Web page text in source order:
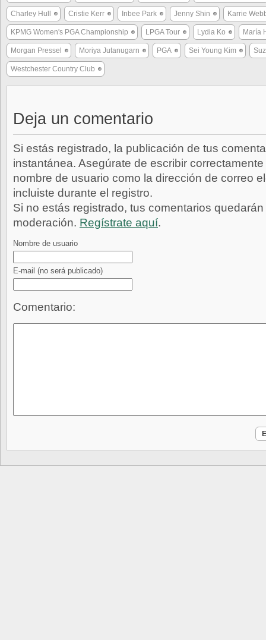
Charley Hull Cristie Kerr Inbee Park Jenny Shin Karrie
KPMG Women's PGA Championship LPGA Tour Lydia Ko María
Morgan Pressel Moriya Jutanugarn PGA Sei Young Kim
Westchester Country Club
Deja un comentario
Si estás registrado, la publicación de tus
instantánea. Asegúrate de escribir
nombre de usuario como la dirección de correo
incluiste durante el registro.
Si no estás registrado, tus comentarios
moderación. Regístrate aquí.
Nombre de usuario
E-mail (no será publicado)
Comentario: